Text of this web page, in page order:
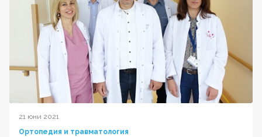
21 юни 2021
Ортопедия и травматология